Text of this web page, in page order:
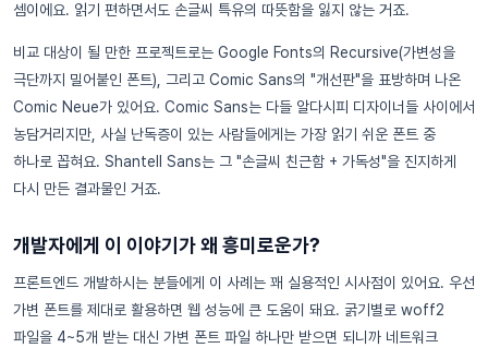
셈이에요. 읽기 편하면서도 손글씨 특유의 따뜻함을 잃지 않는 거죠.
비교 대상이 될 만한 프로젝트로는 Google Fonts의 Recursive(가변성을
극단까지 밀어붙인 폰트), 그리고 Comic Sans의 "개선판"을 표방하며 나온
Comic Neue가 있어요. Comic Sans는 다들 알다시피 디자이너들 사이에서
농담거리지만, 사실 난독증이 있는 사람들에게는 가장 읽기 쉬운 폰트 중
하나로 꼽혀요. Shantell Sans는 그 "손글씨 친근함 + 가독성"을 진지하게
다시 만든 결과물인 거죠.
개발자에게 이 이야기가 왜 흥미로운가?
프론트엔드 개발하시는 분들에게 이 사례는 꽤 실용적인 시사점이 있어요. 우선
가변 폰트를 제대로 활용하면 웹 성능에 큰 도움이 돼요. 굵기별로 woff2
파일을 4~5개 받는 대신 가변 폰트 파일 하나만 받으면 되니까 네트워크